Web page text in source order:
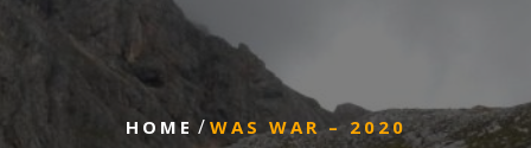
HOME / WAS WAR – 2020